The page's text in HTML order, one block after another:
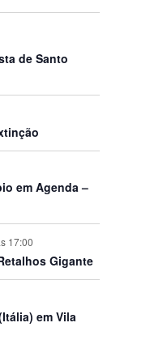
t
s
t
o
v
n
o
v
n
o
v
o
de Santo
em Agenda –
17:00
Gigante
em Vila